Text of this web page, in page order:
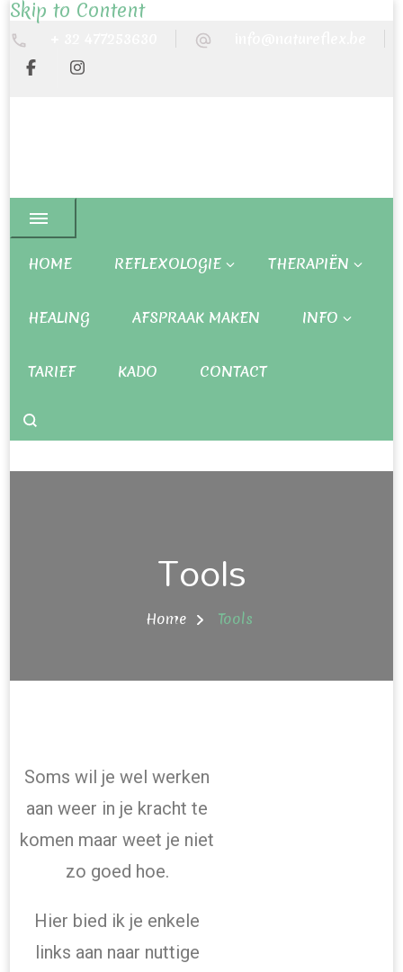
Skip to Content
HOME REFLEXOLOGIE THERAPIËN
HEALING AFSPRAAK MAKEN INFO
TARIEF KADO CONTACT
Tools
Home Tools
Soms wil je wel werken
aan weer in je kracht te
komen maar weet je niet
zo goed hoe.
Hier bied ik je enkele
links aan naar nuttige